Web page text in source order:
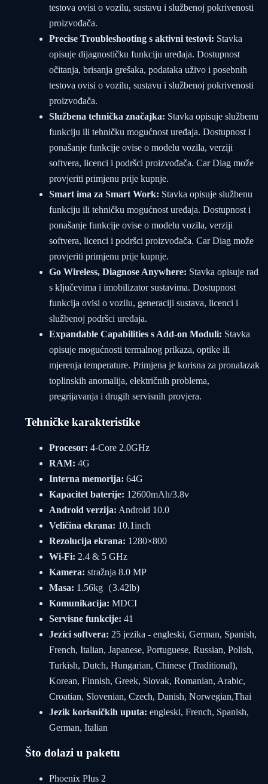
testova ovisi o vozilu, sustavu i službenoj pokrivenosti
proizvođača.
Precise Troubleshooting s aktivni testovi: Stavka
opisuje dijagnostičku funkciju uređaja. Dostupnost
očitanja, brisanja grešaka, podataka uživo i posebnih
testova ovisi o vozilu, sustavu i službenoj pokrivenosti
proizvođača.
Službena tehnička značajka: Stavka opisuje službenu
funkciju ili tehničku mogućnost uređaja. Dostupnost i
ponašanje funkcije ovise o modelu vozila, verziji
softvera, licenci i podršci proizvođača. Car Diag može
provjeriti primjenu prije kupnje.
Smart ima za Smart Work: Stavka opisuje službenu
funkciju ili tehničku mogućnost uređaja. Dostupnost i
ponašanje funkcije ovise o modelu vozila, verziji
softvera, licenci i podršci proizvođača. Car Diag može
provjeriti primjenu prije kupnje.
Go Wireless, Diagnose Anywhere: Stavka opisuje rad
s ključevima i imobilizator sustavima. Dostupnost
funkcija ovisi o vozilu, generaciji sustava, licenci i
službenoj podršci uređaja.
Expandable Capabilities s Add-on Moduli: Stavka
opisuje mogućnosti termalnog prikaza, optike ili
mjerenja temperature. Primjena je korisna za pronalazak
toplinskih anomalija, električnih problema,
pregrijavanja i drugih servisnih provjera.
Tehničke karakteristike
Procesor: 4-Core 2.0GHz
RAM: 4G
Interna memorija: 64G
Kapacitet baterije: 12600mAh/3.8v
Android verzija: Android 10.0
Veličina ekrana: 10.1inch
Rezolucija ekrana: 1280×800
Wi-Fi: 2.4 & 5 GHz
Kamera: stražnja 8.0 MP
Masa: 1.56kg（3.42lb)
Komunikacija: MDCI
Servisne funkcije: 41
Jezici softvera: 25 jezika - engleski, German, Spanish,
French, Italian, Japanese, Portuguese, Russian, Polish,
Turkish, Dutch, Hungarian, Chinese (Traditional),
Korean, Finnish, Greek, Slovak, Romanian, Arabic,
Croatian, Slovenian, Czech, Danish, Norwegian,Thai
Jezik korisničkih uputa: engleski, French, Spanish,
German, Italian
Što dolazi u paketu
Phoenix Plus 2